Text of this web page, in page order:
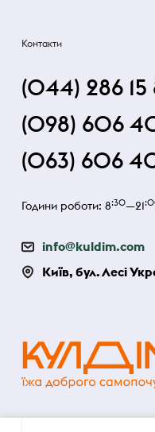
Контакти
(044) 286 15
(098) 606
(063) 606
Години роботи: 8:30—21
info@kuldim.com
Київ, бул. Лесі